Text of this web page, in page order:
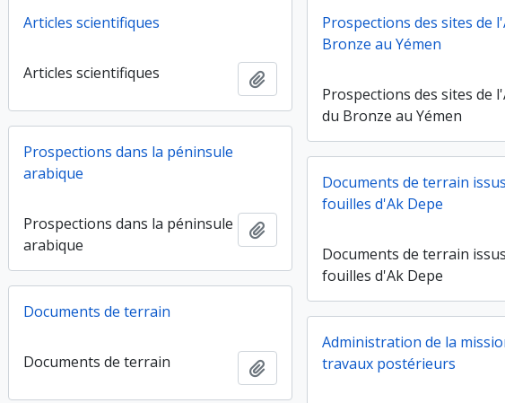
Articles scientifiques
Articles scientifiques
Prospections des sites de
Bronze au Yémen
Prospections des sites de
du Bronze au Yémen
Prospections dans la péninsule
arabique
Prospections dans la péninsule
arabique
Documents de terrain
fouilles d'Ak Depe
Documents de terrain
fouilles d'Ak Depe
Documents de terrain
Documents de terrain Ajouter au presse-papier
Administration de la
travaux postérieurs